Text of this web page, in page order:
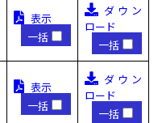
表示
一括
ダウン
ロード
一括
表示
一括
ダウン
ロード
一括